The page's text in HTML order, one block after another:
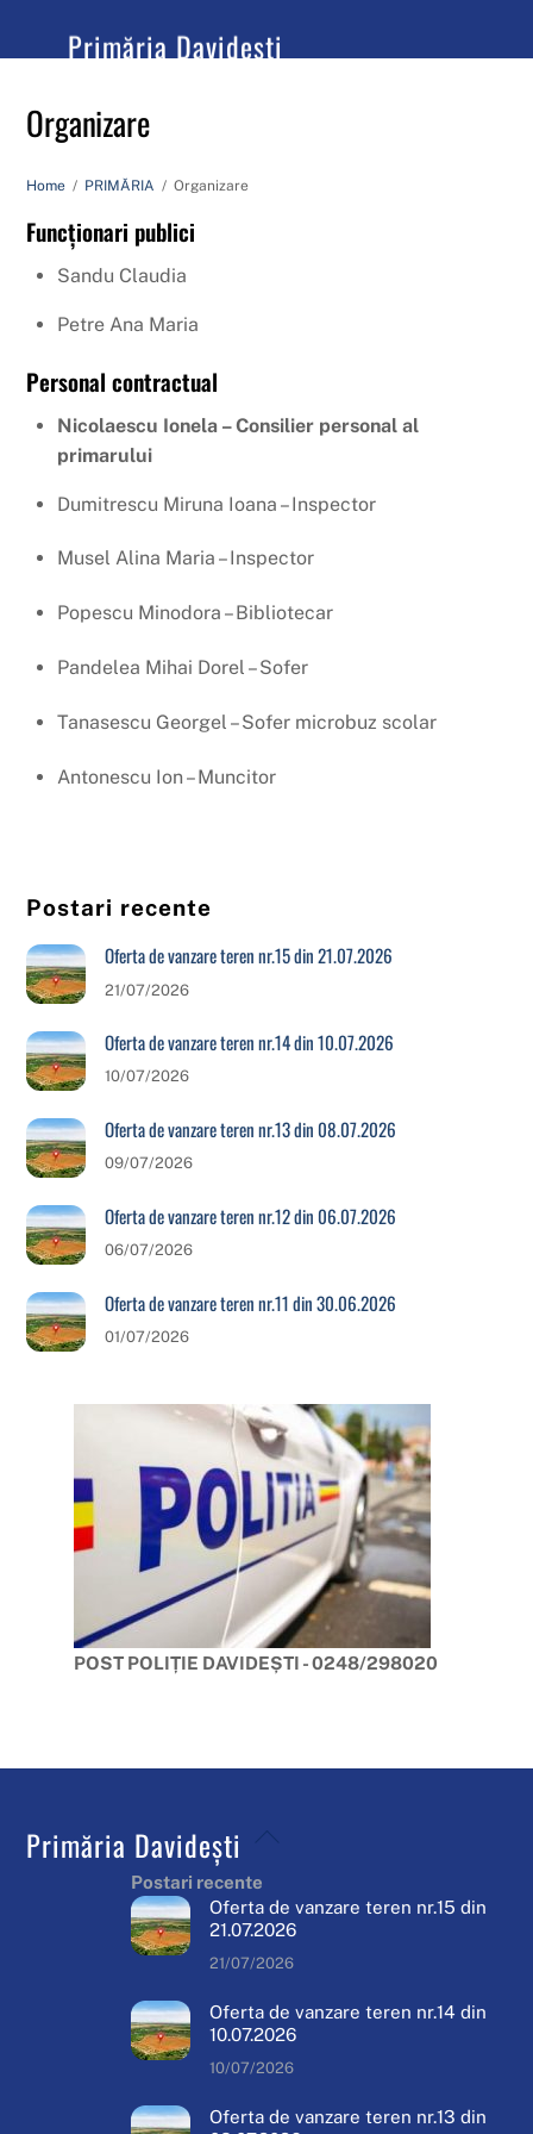
Primăria Davidești
Organizare
Home / PRIMĂRIA / Organizare
Funcționari publici
Sandu Claudia
Petre Ana Maria
Personal contractual
Nicolaescu Ionela – Consilier personal al
primarului
Dumitrescu Miruna Ioana – Inspector
Musel Alina Maria – Inspector
Popescu Minodora – Bibliotecar
Pandelea Mihai Dorel – Sofer
Tanasescu Georgel – Sofer microbuz scolar
Antonescu Ion – Muncitor
Postari recente
Oferta de vanzare teren nr.15 din 21.07.2026
21/07/2026
Oferta de vanzare teren nr.14 din 10.07.2026
10/07/2026
Oferta de vanzare teren nr.13 din 08.07.2026
09/07/2026
Oferta de vanzare teren nr.12 din 06.07.2026
06/07/2026
Oferta de vanzare teren nr.11 din 30.06.2026
01/07/2026
POST POLIȚIE DAVIDEȘTI - 0248/298020
Back
Primăria Davidești
Postari recente
Oferta de vanzare teren nr.15 din
21.07.2026
21/07/2026
Oferta de vanzare teren nr.14 din
10.07.2026
10/07/2026
Oferta de vanzare teren nr.13 din